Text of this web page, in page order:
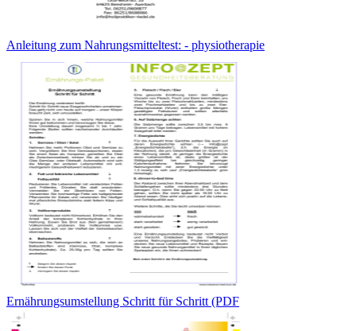
Anleitung zum Nahrungsmitteltest: - physiotherapie
Ernährungsumstellung Schritt für Schritt (PDF